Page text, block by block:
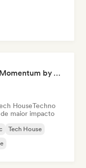
TECHNO DRIFTERS || Momentum by VANVINO
HouseTechno
maior impacto
Tech House